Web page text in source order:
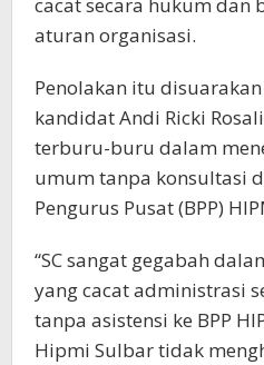
cacat secara hukum dan
aturan organisasi.
Penolakan itu
kandidat Andi Ricki
terburu-buru dalam
umum tanpa konsultasi
Pengurus Pusat (BPP)
“SC sangat gegabah
yang cacat administrasi
tanpa asistensi ke BPP
Hipmi Sulbar tidak